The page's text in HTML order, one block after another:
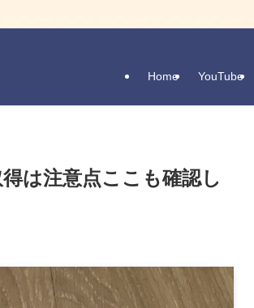
Home YouTube
は注意点ここも確認し